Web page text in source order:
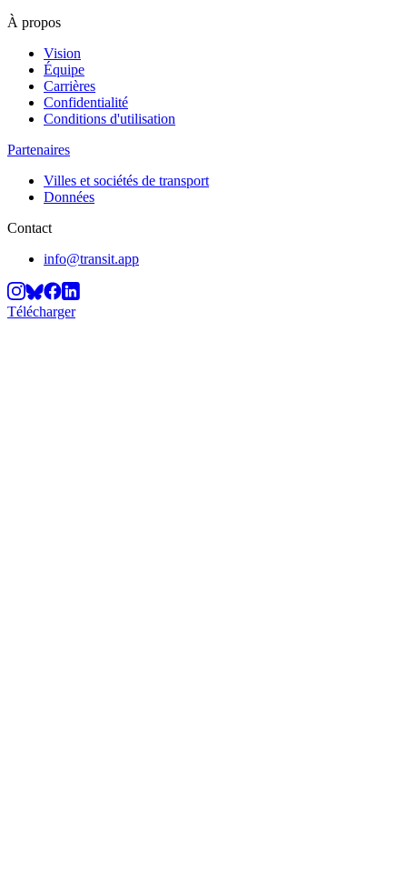
À propos
Vision
Équipe
Carrières
Confidentialité
Conditions d'utilisation
Partenaires
Villes et sociétés de transport
Données
Contact
info@transit.app
Télécharger